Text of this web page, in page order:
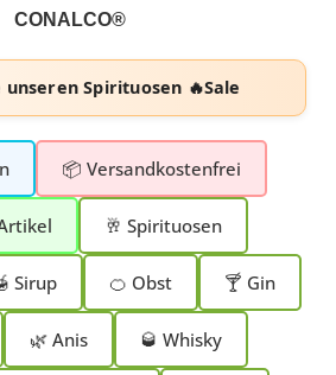
CONALCO®
unserenSpirituosen 🔥Sale
📦 Versandkostenfrei
🥂 Spirituosen
Sirup 🍊 Obst 🍸 Gin
🌿 Anis 🥃 Whisky